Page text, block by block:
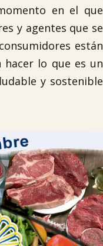
en el que
y agentes que se
están
hacer lo que es un
y sostenible